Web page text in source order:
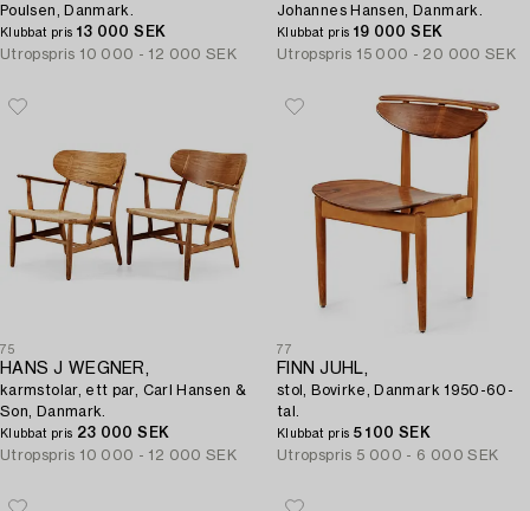
Poulsen, Danmark.
Klubbat pris 13 000 SEK
Utropspris 10 000 - 12 000 SEK
Johannes Hansen, Danmark.
Klubbat pris 19 000 SEK
Utropspris 15 000 - 20 000 SEK
75
HANS J WEGNER,
karmstolar, ett par, Carl Hansen &
Son, Danmark.
Klubbat pris 23 000 SEK
Utropspris 10 000 - 12 000 SEK
77
FINN JUHL,
stol, Bovirke, Danmark 1950-60-
tal.
Klubbat pris 5 100 SEK
Utropspris 5 000 - 6 000 SEK